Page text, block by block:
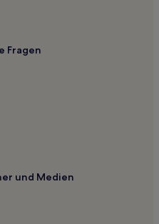
Justa
Fragen
und Medien